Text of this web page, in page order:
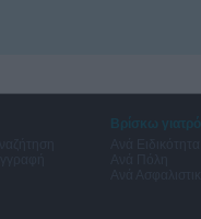
Βρίσκω γιατρό